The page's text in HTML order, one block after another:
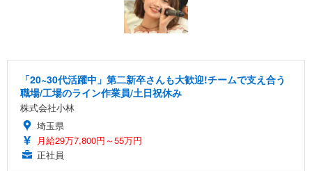
「20~30代活躍中」第二新卒さんも大歓迎!チームで支え合う
職場/工場のライン作業員/土日祝休み
株式会社小林
埼玉県
月給29万7,800円～55万円
正社員